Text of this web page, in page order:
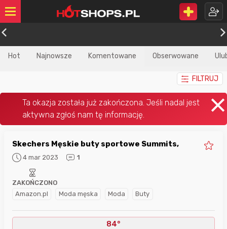
Hot Najnowsze Komentowane Obserwowane
FILTRUJ
Skechers Męskie buty sportowe Summits,
4 mar 2023 1
Amazon.pl Moda męska Moda Buty
ZAKOŃCZONO
84°